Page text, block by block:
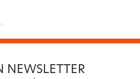
NEWSLETTER